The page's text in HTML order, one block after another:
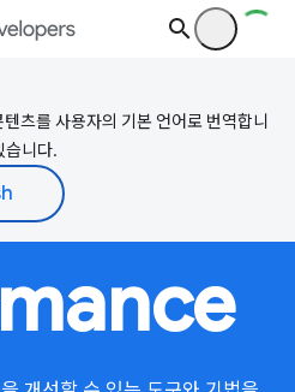
츠를 사용자의 기본 언어로 번역합니
습니다.